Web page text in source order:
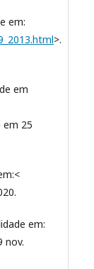
em:
>.
em
em 25
em:
nov.